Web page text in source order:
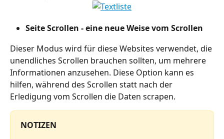
Seite Scrollen - eine neue Weise vom Scrollen
Dieser Modus wird für diese Websites verwendet, die
unendliches Scrollen brauchen sollten, um mehrere
Informationen anzusehen. Diese Option kann es
hilfen, während des Scrollen statt nach der
Erledigung vom Scrollen die Daten scrapen.
NOTIZEN